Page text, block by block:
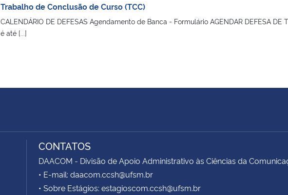
Trabalho de Conclusão de Curso (TCC)
CALENDÁRIO DE DEFESAS Agendamento de Banca - Formulário AGENDAR DEFESA
é até [...]
CONTATOS
DAACOM - Divisão de Apoio Administrativo às Ciências da
• E-mail: daacom.ccsh@ufsm.br
• Sobre Estágios: estagioscom.ccsh@ufsm.br